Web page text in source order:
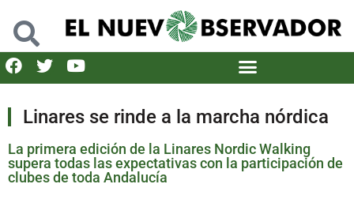
Linares se rinde a la marcha nórdica
La primera edición de la Linares Nordic Walking
supera todas las expectativas con la participación de
clubes de toda Andalucía